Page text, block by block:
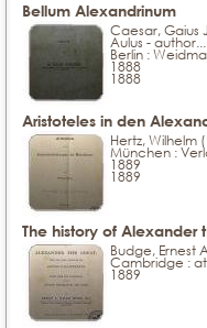
Bellum Alexandrinum
Caesar, Gaius
Aulus - author...
Berlin :
1888
1888
Aristoteles in den
Hertz, Wilhelm
München :
1889
1889
The history of Alexander
Budge, Ernest
Cambridge : at
1889